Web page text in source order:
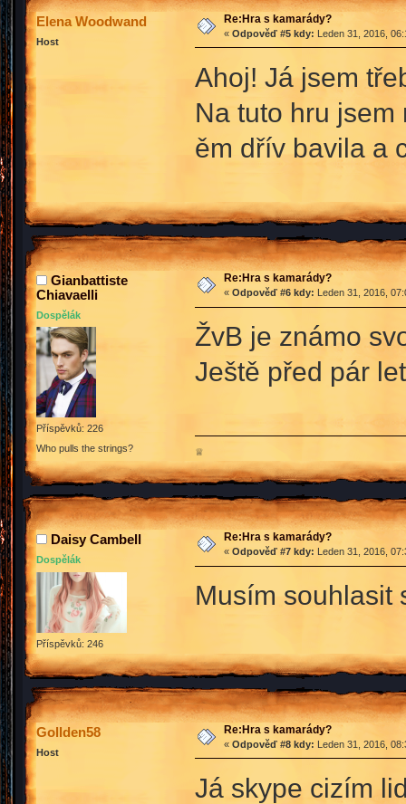
Elena Woodwand
Host
Re:Hra s kamarády?
« Odpověď #5 kdy: Leden 31, 2016,
Ahoj! Já jsem
Na tuto hru
ěm dřív bavila a
Gianbattiste
Chiavaelli
Dospělák
Příspěvků: 226
Who pulls the strings?
Re:Hra s kamarády?
« Odpověď #6 kdy: Leden 31, 2016,
ŽvB je známo
Ještě před pár
♕
Daisy Cambell
Dospělák
Příspěvků: 246
Re:Hra s kamarády?
« Odpověď #7 kdy: Leden 31, 2016,
Musím souhlasit
Gollden58
Host
Re:Hra s kamarády?
« Odpověď #8 kdy: Leden 31, 2016,
Já skype cizím